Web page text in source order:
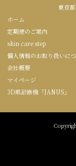
東京
ホーム
定期便のご案内
skin care step
個人情報のお取り扱いに
会社概要
マイページ
3D肌診断機「JANUS」